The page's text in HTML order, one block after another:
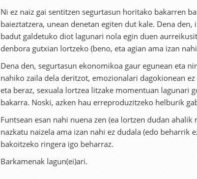
Ni ez naiz gai sentitzen segurtasun horitako bakarren
baieztatzera, unean denetan egiten dut kale. Dena den,
badut galdetuko diot lagunari nola egin duen
denbora gutxian lortzeko (beno, eta agian ama izan
Dena den, segurtasun ekonomikoa gaur egunean eta
nahiko zaila dela deritzot, emozionalari dagokionean
eta beraz, sexuala lortzea litzake momentuan lagunari
bakarra. Noski, azken hau erreproduzitzeko helburik
Funtsean esan nahi nuena zen (ea lortzen dudan ahalik
nazkatu naizela ama izan nahi ez dudala (edo beharrik
bakoitzeko ringera igo beharraz.
Barkamenak lagun(ei)ari.